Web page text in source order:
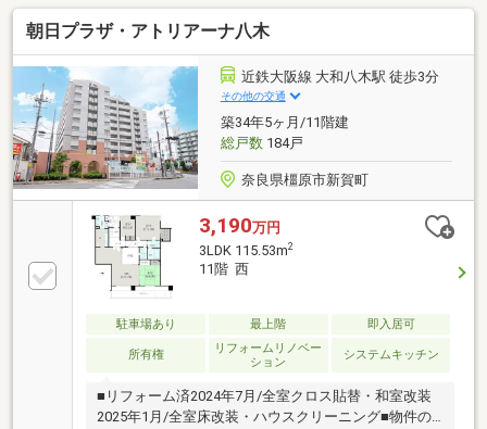
便の立地【リフォーム内容】２０２６年２月完成シス
テムキッチン、ユニットバス、洗面化粧台、トイレク
ロス貼替（洋室北東側以外）、フローリング上貼りク
ッションフロア貼替、ハウスクリーニング、他
朝日プラザ・アトリアーナ八木
近鉄大阪線 大和八木駅 徒歩3分
その他の交通
築34年5ヶ月/11階建
総戸数184戸
奈良県橿原市新賀町
3,190万円
3LDK 115.53m2
11階 西
駐車場あり 最上階 即入居可
所有権
リフォームリノベー
ション
システムキッチン
■リフォーム済2024年7月/全室クロス貼替・和室改装
2025年1月/全室床改装・ハウスクリーニング■物件の